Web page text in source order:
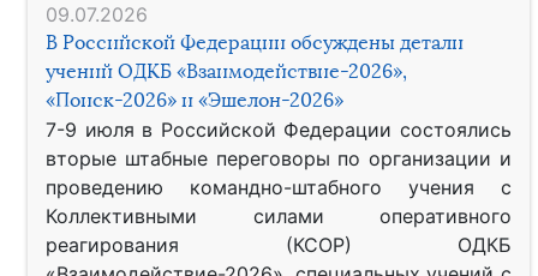
09.07.2026
В Российской Федерации обсуждены детали
учений ОДКБ «Взаимодействие-2026»,
«Поиск-2026» и «Эшелон-2026»
7-9 июля в Российской Федерации состоялись
вторые штабные переговоры по организации и
проведению командно-штабного учения с
Коллективными силами оперативного
реагирования (КСОР) ОДКБ